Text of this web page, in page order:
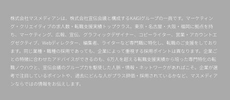
株式会社マスメディアンは、株式会社宣伝会議と構成するKAIGIグループの一員です。マーケティン
グ・クリエイティブの求人数・転職支援実績トップクラス。東京・名古屋・大阪・福岡に拠点を持
ち、マーケティング、広報、宣伝、グラフィックデザイナー、コピーライター、営業・アカウントエ
グゼクティブ、Webディレクター、編集者、ライターなど専門職に特化し、転職のご支援をしており
ます。同じ業種・職種の採用であっても、企業によって重視する採用ポイントは異なります。企業ご
との特徴に合わせたアドバイスができるのも、6万人を超える転職支援実績から培った専門特化の転
職ノウハウと、宣伝会議のグループ力を駆使した人脈・情報・ネットワークがあればこそ。企業が選
考で注目しているポイントや、過去にどんな人がプラス評価・採用されているかなど、マスメディア
ンならではの情報をお伝えします。